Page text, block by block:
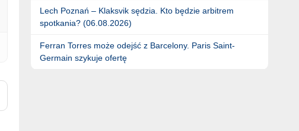
Lech Poznań – Klaksvik sędzia. Kto będzie arbitrem
spotkania? (06.08.2026)
Ferran Torres może odejść z Barcelony. Paris Saint-
Germain szykuje ofertę